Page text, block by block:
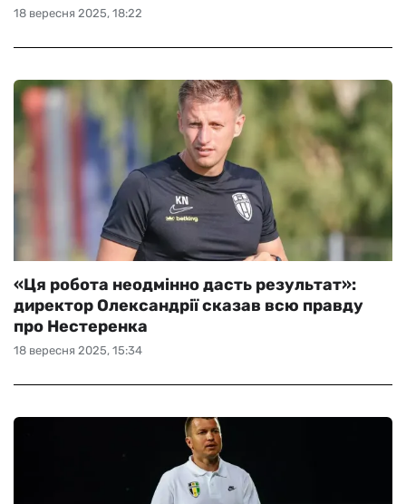
18 вересня 2025, 18:22
18 вересня 2025, 15:34
«Ця робота неодмінно дасть результат»:
директор Олександрії сказав всю правду
про Нестеренка